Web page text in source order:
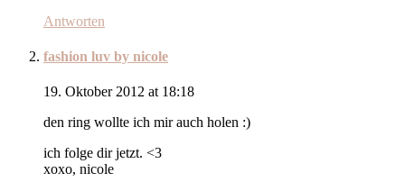
Antworten
fashion luv by nicole
19. Oktober 2012 at 18:18
den ring wollte ich mir auch holen :)
ich folge dir jetzt. <3
xoxo, nicole